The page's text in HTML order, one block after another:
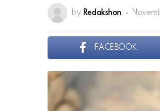
by Redakshon
FACEBOOK